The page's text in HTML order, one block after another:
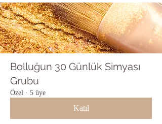
Bolluğun 30 Günlük Simyası
Grubu
Özel · 5 üye
Katıl